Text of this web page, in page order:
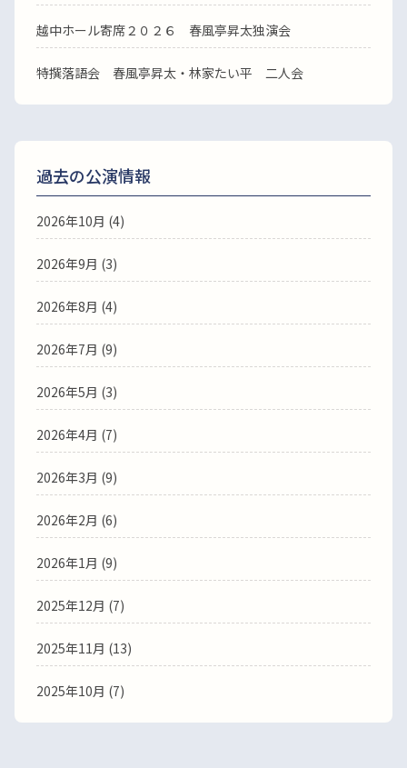
越中ホール寄席２０２６ 春風亭昇太独演会
特撰落語会 春風亭昇太・林家たい平 二人会
過去の公演情報
2026年10月 (4)
2026年9月 (3)
2026年8月 (4)
2026年7月 (9)
2026年5月 (3)
2026年4月 (7)
2026年3月 (9)
2026年2月 (6)
2026年1月 (9)
2025年12月 (7)
2025年11月 (13)
2025年10月 (7)